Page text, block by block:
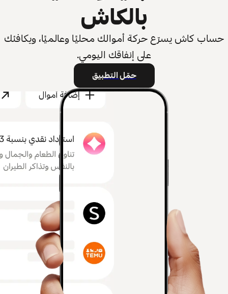
بالكاش
حساب كاش يسرّع حركة أموالك محليًا وعالميًا، ويكافئك
على إنفاقك اليومي.
حمّل التطبيق